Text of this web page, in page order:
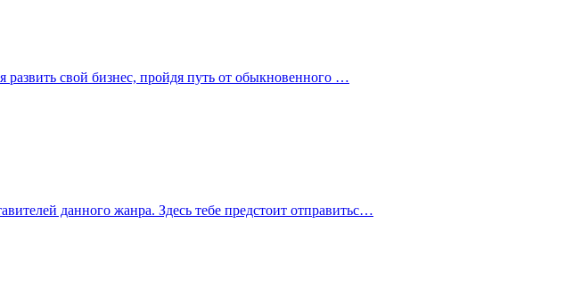
развить свой бизнес, пройдя путь от обыкновенного …
данного жанра. Здесь тебе предстоит отправитьс…